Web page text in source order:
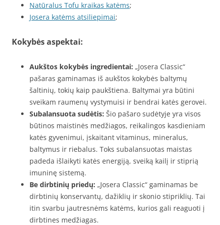
Natūralus Tofu kraikas katėms;
Josera katėms atsiliepimai;
Kokybės aspektai:
Aukštos kokybės ingredientai: „Josera Classic“
pašaras gaminamas iš aukštos kokybės baltymų
šaltinių, tokių kaip paukštiena. Baltymai yra būtini
sveikam raumenų vystymuisi ir bendrai katės gerovei.
Subalansuota sudėtis: Šio pašaro sudėtyje yra visos
būtinos maistinės medžiagos, reikalingos kasdieniam
katės gyvenimui, įskaitant vitaminus, mineralus,
baltymus ir riebalus. Toks subalansuotas maistas
padeda išlaikyti katės energiją, sveiką kailį ir stiprią
imuninę sistemą.
Be dirbtinių priedų: „Josera Classic“ gaminamas be
dirbtinių konservantų, dažiklių ir skonio stipriklių. Tai
itin svarbu jautresnėms katėms, kurios gali reaguoti į
dirbtines medžiagas.